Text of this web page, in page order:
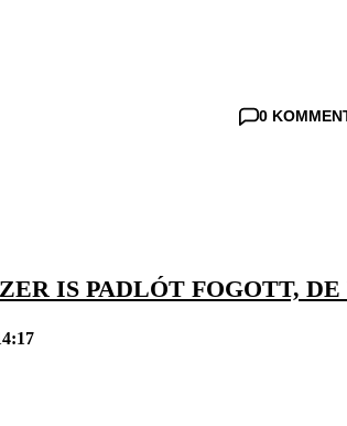
0
IS PADLÓT FOGOTT,